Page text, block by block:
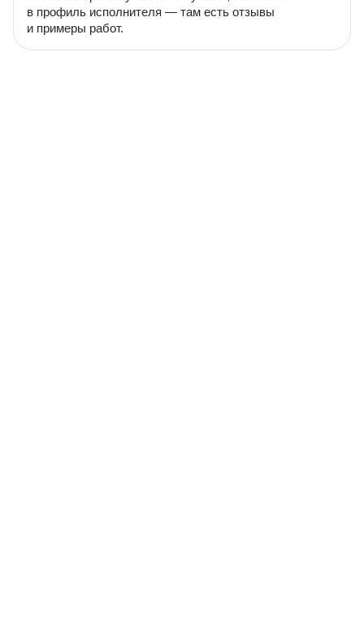
в профиль исполнителя — там есть отзывы
и примеры работ.